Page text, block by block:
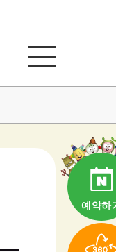
예약하